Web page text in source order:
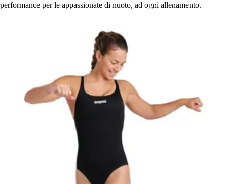
performance per le appassionate di nuoto, ad ogni allenamento.